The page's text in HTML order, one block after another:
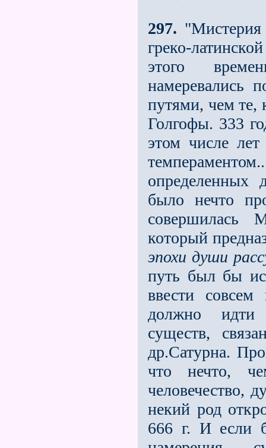
297.
греко-
этого
намеревались
путями, чем те,
Голгофы. 333
этом числе
определeнных
было нечто
совершилась
который
эпохи души
путь был бы
ввести
должно идти
существ,
др.Сатурна.
что нечто,
человечество,
некий род
666 г. И если